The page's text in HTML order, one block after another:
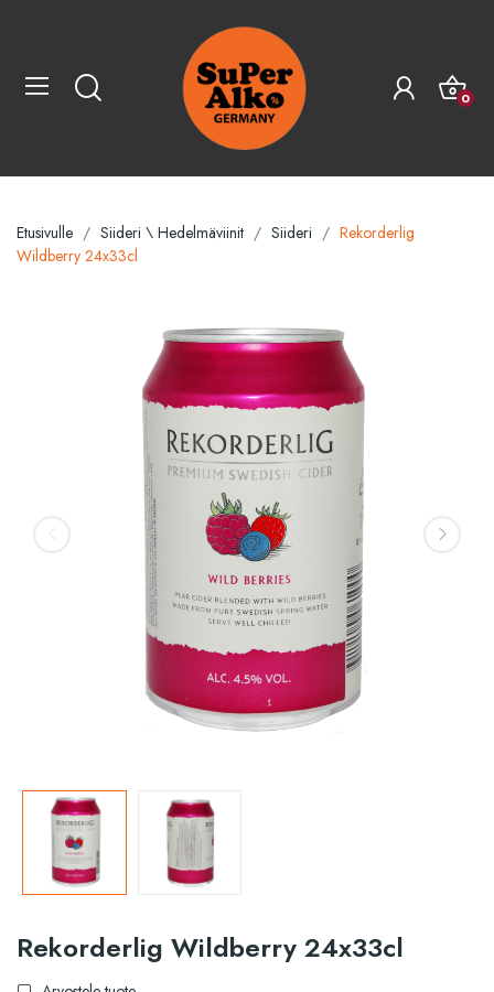
0
Etusivulle Siideri \ Hedelmäviinit Siideri
Rekorderlig
Wildberry 24x33cl
Rekorderlig Wildberry 24x33cl